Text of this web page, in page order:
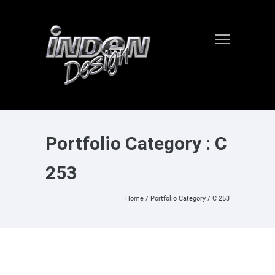
Portfolio Category : C
253
Home / Portfolio Category / C 253